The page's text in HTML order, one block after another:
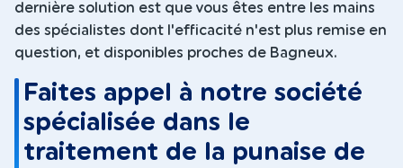
dernière solution est que vous êtes entre les mains
des spécialistes dont l'efficacité n'est plus remise en
question, et disponibles proches de Bagneux.
Faites appel à notre société
spécialisée dans le
traitement de la punaise de